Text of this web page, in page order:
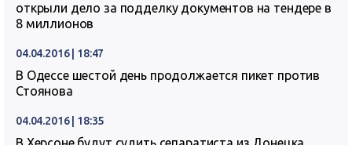
открыли дело за подделку документов на тендере в
8 миллионов
04.04.2016 | 18:47
В Одессе шестой день продолжается пикет против
Стоянова
04.04.2016 | 18:35